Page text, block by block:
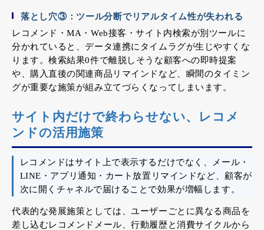
落とし穴③：ツール分断でリアルタイム性が失われる
レコメンド・MA・Web接客・サイト内検索が別ツールに
分かれていると、データ連携にタイムラグが生じやすくな
ります。検索結果0件で離脱しそうな顧客への即時提案
や、購入直後の関連商品リマインドなど、瞬間のタイミン
グが重要な施策が組み立てづらくなってしまいます。
サイト内だけで終わらせない、レコメ
ンドの活用施策
レコメンドはサイト上で表示するだけでなく、メール・
LINE・アプリ通知・カート放置リマインドなど、顧客が
次に開くチャネルで届けることで効果が増幅します。
代表的な発展施策としては、ユーザーごとに異なる商品を
差し込むレコメンドメール、行動履歴と消費サイクルから